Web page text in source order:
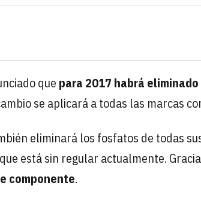
que para 2017 habrá
se aplicará a todas las marcas
eliminará los fosfatos de todas
está sin regular actualmente.
componente.